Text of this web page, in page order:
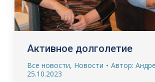
Активное долголетие
Все новости, Новости Автор:
25.10.2023